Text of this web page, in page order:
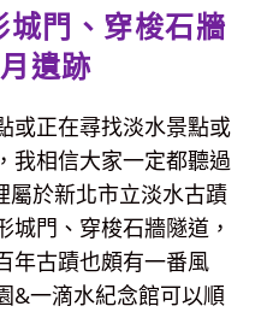
門、穿梭石牆
遺跡
或正在尋找淡水景點或
我相信大家一定都聽過
屬於新北市立淡水古蹟
城門、穿梭石牆隧道，
年古蹟也頗有一番風
&一滴水紀念館可以順